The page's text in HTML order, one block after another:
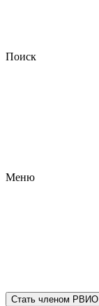
Поиск
Меню
Стать членом РВИО